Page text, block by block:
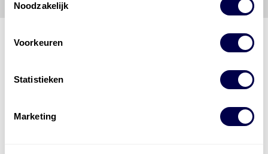
Noodzakelijk
Voorkeuren
Statistieken
Marketing